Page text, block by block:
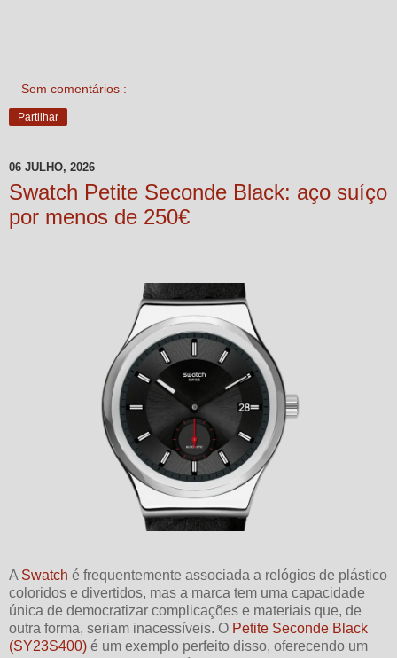
Sem comentários :
Partilhar
06 JULHO, 2026
Swatch Petite Seconde Black: aço suíço
por menos de 250€
A Swatch é frequentemente associada a relógios de plástico
coloridos e divertidos, mas a marca tem uma capacidade
única de democratizar complicações e materiais que, de
outra forma, seriam inacessíveis. O Petite Seconde Black
(SY23S400) é um exemplo perfeito disso, oferecendo um